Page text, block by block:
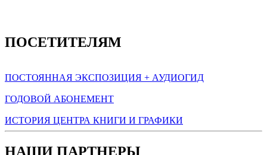
ПОСЕТИТЕЛЯМ
ПОСТОЯННАЯ ЭКСПОЗИЦИЯ + АУДИОГИД
ГОДОВОЙ АБОНЕМЕНТ
ИСТОРИЯ ЦЕНТРА КНИГИ И ГРАФИКИ
НАШИ ПАРТНЕРЫ